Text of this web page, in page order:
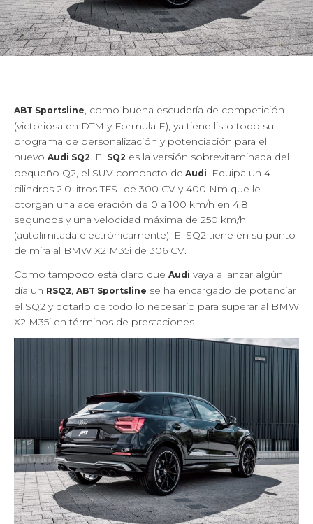
ABT Sportsline , como buena escudería de competición
(victoriosa en DTM y Formula E), ya tiene listo todo su
programa de personalización y potenciación para el
nuevo Audi SQ2 . El SQ2 es la versión sobrevitaminada del
pequeño Q2, el SUV compacto de Audi
. Equipa un 4
cilindros 2.0 litros TFSI de 300 CV y 400 Nm que le
otorgan una aceleración de 0 a 100 km/h en 4,8
segundos y una velocidad máxima de 250 km/h
(autolimitada electrónicamente). El SQ2 tiene en su punto
de mira al BMW X2 M35i de 306 CV.
Como tampoco está claro que Audi vaya a lanzar algún
día un RSQ2 ABT Sportsline se ha encargado de potenciar
el SQ2 y dotarlo de todo lo necesario para superar al BMW
X2 M35i en términos de prestaciones.